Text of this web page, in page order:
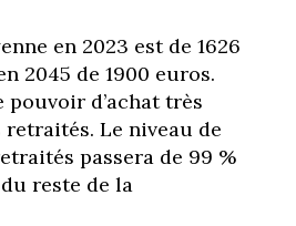
en 2023 est de 1626
2045 de 1900 euros.
d’achat très
Le niveau de
passera de 99 %
reste de la